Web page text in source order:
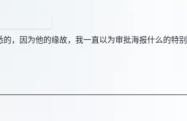
，因为他的缘故，我一直以为审批海报什么的特别